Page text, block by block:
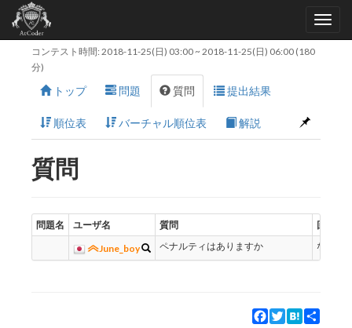
コンテスト時間: 2018-11-25(日) 03:00~ 2018-11-25(日) 06:00 (180
分)
トップ 問題 質問 提出結果
順位表 バーチャル順位表 解説
質問
問題名 ユーザ名 質問
回答
June_boy
ペナルティはありますか ないで
Facebook
Twitter
Hatena